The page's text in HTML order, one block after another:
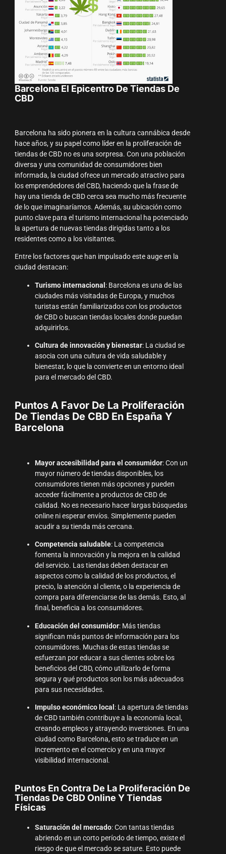
Barcelona El Epicentro De Tiendas De
CBD
Barcelona ha sido pionera en la cultura cannábica desde
hace años, y su papel como líder en la proliferación de
tiendas de CBD no es una sorpresa. Con una población
diversa y una comunidad de consumidores bien
informada, la ciudad ofrece un mercado atractivo para
los emprendedores del CBD, haciendo que la frase de
hay una tienda de CBD cerca sea mucho más frecuente
de lo que imaginaríamos. Además, su ubicación como
punto clave para el turismo internacional ha potenciado
la apertura de nuevas tiendas dirigidas tanto a los
residentes como a los visitantes.
Entre los factores que han impulsado este auge en la
ciudad destacan:
Turismo internacional : Barcelona es una de las
ciudades más visitadas de Europa, y muchos
turistas están familiarizados con los productos
de CBD o buscan tiendas locales donde puedan
adquirirlos.
Cultura de innovación y bienestar: La ciudad se
asocia con una cultura de vida saludable y
bienestar, lo que la convierte en un entorno ideal
para el mercado del CBD.
Puntos A Favor De La Proliferación
De Tiendas De CBD En España Y
Barcelona
Mayor accesibilidad para el consumidor: Con un
mayor número de tiendas disponibles, los
consumidores tienen más opciones y pueden
acceder fácilmente a productos de CBD de
calidad. No es necesario hacer largas búsquedas
online ni esperar envíos. Simplemente pueden
acudir a su tienda más cercana.
Competencia saludable: La competencia
fomenta la innovación y la mejora en la calidad
del servicio. Las tiendas deben destacar en
aspectos como la calidad de los productos, el
precio, la atención al cliente, o la experiencia de
compra para diferenciarse de las demás. Esto, al
final, beneficia a los consumidores.
Educación del consumidor: Más tiendas
significan más puntos de información para los
consumidores. Muchas de estas tiendas se
esfuerzan por educar a sus clientes sobre los
beneficios del CBD, cómo utilizarlo de forma
segura y qué productos son los más adecuados
para sus necesidades.
Impulso económico local : La apertura de tiendas
de CBD también contribuye a la economía local,
creando empleos y atrayendo inversiones. En una
ciudad como Barcelona, esto se traduce en un
incremento en el comercio y en una mayor
visibilidad internacional.
Puntos En Contra De La Proliferación De
Tiendas De CBD Online Y Tiendas
Físicas
Saturación del mercado: Con tantas tiendas
abriendo en un corto período de tiempo, existe el
riesgo de que el mercado se sature. Esto puede